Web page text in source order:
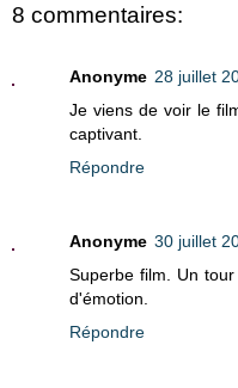
8 commentaires:
Anonyme 28 juillet
Je viens de voir le
captivant.
Répondre
Anonyme 30 juillet
Superbe film. Un
d'émotion.
Répondre